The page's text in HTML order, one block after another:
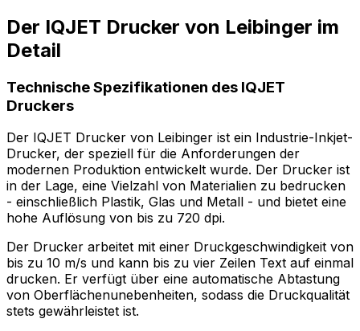
Der IQJET Drucker von Leibinger im
Detail
Technische Spezifikationen des IQJET
Druckers
Der IQJET Drucker von Leibinger ist ein Industrie-Inkjet-
Drucker, der speziell für die Anforderungen der
modernen Produktion entwickelt wurde. Der Drucker ist
in der Lage, eine Vielzahl von Materialien zu bedrucken
- einschließlich Plastik, Glas und Metall - und bietet eine
hohe Auflösung von bis zu 720 dpi.
Der Drucker arbeitet mit einer Druckgeschwindigkeit von
bis zu 10 m/s und kann bis zu vier Zeilen Text auf einmal
drucken. Er verfügt über eine automatische Abtastung
von Oberflächenunebenheiten, sodass die Druckqualität
stets gewährleistet ist.